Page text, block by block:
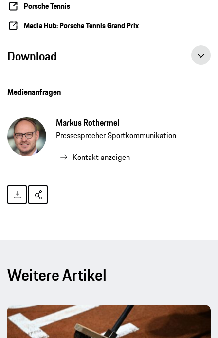
Porsche Tennis
Media Hub: Porsche Tennis Grand Prix
Download
Medienanfragen
Markus Rothermel
Pressesprecher Sportkommunikation
Kontakt anzeigen
Weitere Artikel